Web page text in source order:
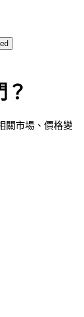
關市場、價格變